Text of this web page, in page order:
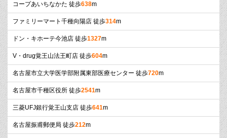
コープあいちなかた 徒歩638m
ファミリーマート千種向陽店 徒歩314m
ドン・キホーテ今池店 徒歩1327m
V・drug覚王山法王町店 徒歩604m
名古屋市立大学医学部附属東部医療センター 徒歩720m
名古屋市千種区役所 徒歩2541m
三菱UFJ銀行覚王山支店 徒歩641m
名古屋振甫郵便局 徒歩212m